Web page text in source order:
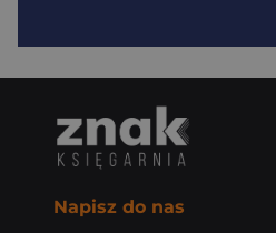
Napisz do nas